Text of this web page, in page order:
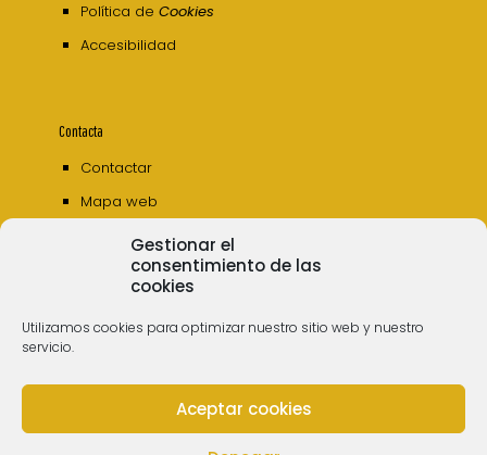
Gestionar el
consentimiento de las
cookies
Utilizamos cookies para optimizar nuestro sitio web y nuestro
servicio.
Aceptar cookies
Política de Cookies
Accesibilidad
Contacta
Contactar
Mapa web
© 2006 - 2023 Museos de Tenerife. Todos los
derechos reservados